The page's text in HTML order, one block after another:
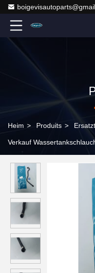
Heim > Produits >
Verkauf